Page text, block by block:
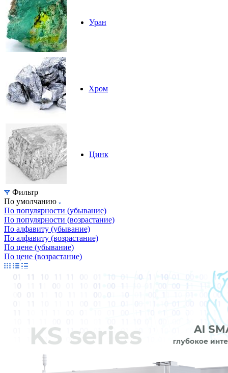
Уран
Хром
Цинк
Фильтр
По умолчанию
По популярности (убывание)
По популярности (возрастание)
По алфавиту (убывание)
По алфавиту (возрастание)
По цене (убывание)
По цене (возрастание)